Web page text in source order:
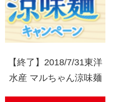
【終了】2018/7/31東洋
水産 マルちゃん涼味麺